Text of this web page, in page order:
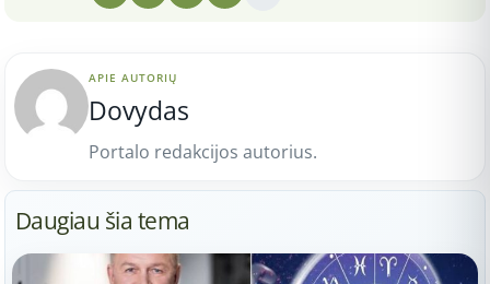
APIE AUTORIŲ
Dovydas
Portalo redakcijos autorius.
Daugiau šia tema